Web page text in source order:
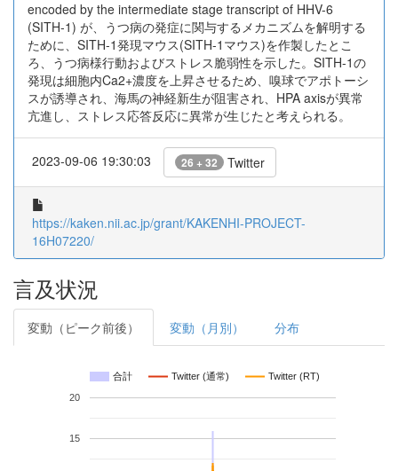
encoded by the intermediate stage transcript of HHV-6
(SITH-1) が、うつ病の発症に関与するメカニズムを解明する
ために、SITH-1発現マウス(SITH-1マウス)を作製したとこ
ろ、うつ病様行動およびストレス脆弱性を示した。SITH-1の
発現は細胞内Ca2+濃度を上昇させるため、嗅球でアポトーシ
スが誘導され、海馬の神経新生が阻害され、HPA axisが異常
亢進し、ストレス応答反応に異常が生じたと考えられる。
2023-09-06 19:30:03 26 + 32 Twitter
https://kaken.nii.ac.jp/grant/KAKENHI-PROJECT-
16H07220/
言及状況
変動（ピーク前後） 変動（月別） 分布
合計 Twitter (通常) Twitter (RT)
15
20